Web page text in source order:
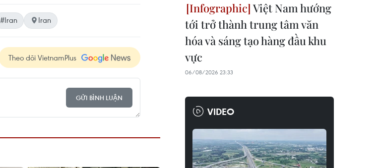
#Iran Iran
Theo dõi VietnamPlus
GỬI BÌNH LUẬN
Việt Nam hướng
tới trở thành trung tâm văn
hóa và sáng tạo hàng đầu khu
vực
06/08/2026 23:33
VIDEO